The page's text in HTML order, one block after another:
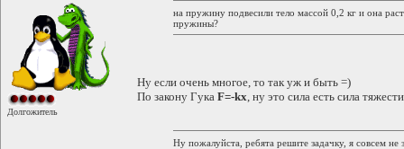
Долгожитель
на пружину подвесили тело массой 0,2 кг и она
пружины?
Ну если очень многое, то так уж и быть =)
По закону Гука F=-kx, ну это сила есть сила
Ну пожалуйста, ребята решите задачку, я совсем не